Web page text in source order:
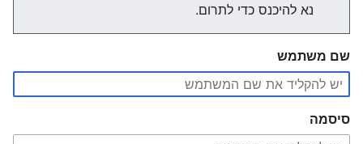
נא להיכנס כדי לתרום.
שם משתמש
סיסמה